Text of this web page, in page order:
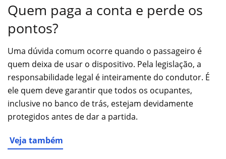
Quem paga a conta e perde os
pontos?
Uma dúvida comum ocorre quando o passageiro é
quem deixa de usar o dispositivo. Pela legislação, a
responsabilidade legal é inteiramente do condutor. É
ele quem deve garantir que todos os ocupantes,
inclusive no banco de trás, estejam devidamente
protegidos antes de dar a partida.
Veja também